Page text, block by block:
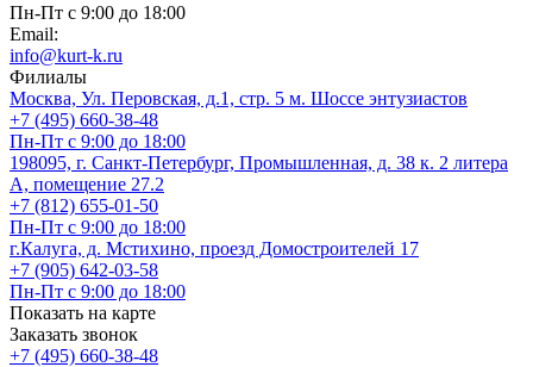
Пн-Пт с 9:00 до 18:00
Email:
info@kurt-k.ru
Филиалы
Москва, Ул. Перовская, д.1, стр. 5 м. Шоссе энтузиастов
+7 (495) 660-38-48
Пн-Пт с 9:00 до 18:00
198095, г. Санкт-Петербург, Промышленная, д. 38 к. 2 литера
А, помещение 27.2
+7 (812) 655-01-50
Пн-Пт с 9:00 до 18:00
г.Калуга, д. Мстихино, проезд Домостроителей 17
+7 (905) 642-03-58
Пн-Пт с 9:00 до 18:00
Показать на карте
Заказать звонок
+7 (495) 660-38-48